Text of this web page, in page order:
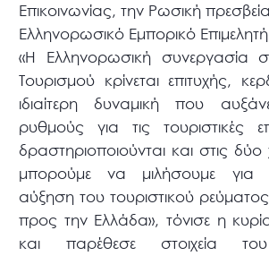
Επικοινωνίας, την Ρωσική
Ελληνορωσικό Εμπορικό
«Η Ελληνορωσική συνεργασία
Τουρισμού κρίνεται επιτυχής,
ιδιαίτερη δυναμική που
ρυθμούς για τις τουριστικές
δραστηριοποιούνται και στις
μπορούμε να μιλήσουμε για
αύξηση του τουριστικού
προς την Ελλάδα», τόνισε η
και παρέθεσε στοιχεία